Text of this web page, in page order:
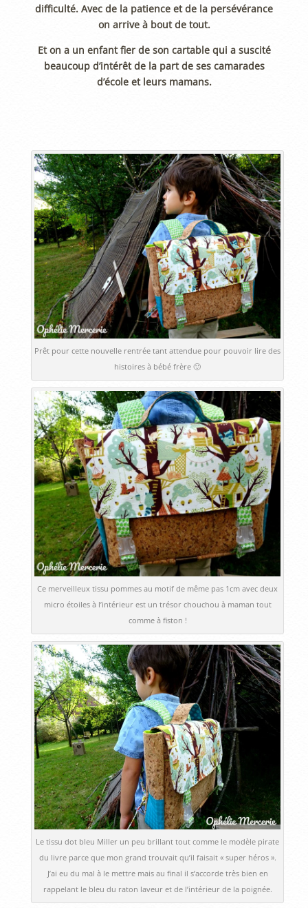
difficulté. Avec de la patience et de la persévérance
on arrive à bout de tout.
Et on a un enfant fier de son cartable qui a suscité
beaucoup d’intérêt de la part de ses camarades
d’école et leurs mamans.
Prêt pour cette nouvelle rentrée tant attendue pour pouvoir lire des
histoires à bébé frère 🙂
Ce merveilleux tissu pommes au motif de même pas 1cm avec deux
micro étoiles à l’intérieur est un trésor chouchou à maman tout
comme à fiston !
Le tissu dot bleu Miller un peu brillant tout comme le modèle pirate
du livre parce que mon grand trouvait qu’il faisait « super héros ».
J’ai eu du mal à le mettre mais au final il s’accorde très bien en
rappelant le bleu du raton laveur et de l’intérieur de la poignée.